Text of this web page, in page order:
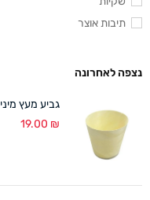
תיבות אוצר
נצפה לאחרונה
גביע מעץ מיני 6/4.5 ס"מ (50 יח')
19.00 ₪